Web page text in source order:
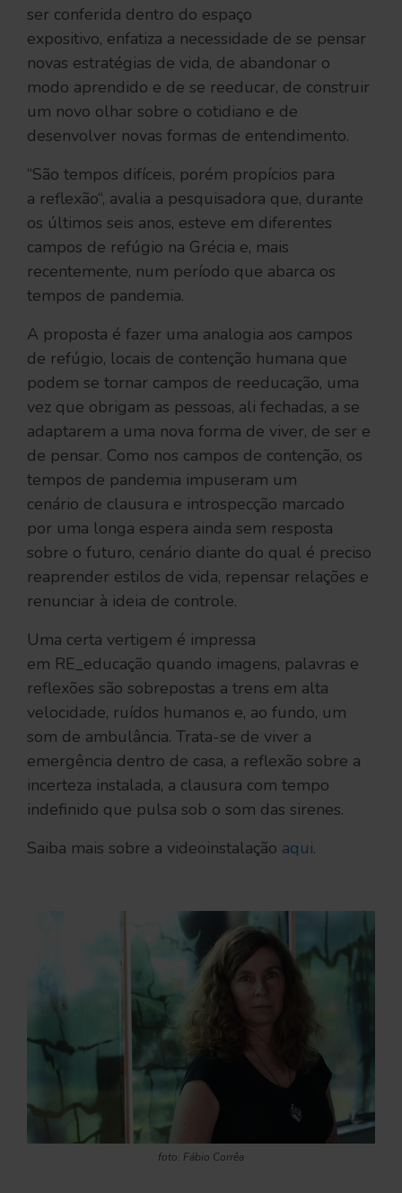
ser conferida dentro do espaço
expositivo, enfatiza a necessidade de se pensar
novas estratégias de vida, de abandonar o
modo aprendido e de se reeducar, de construir
um novo olhar sobre o cotidiano e de
desenvolver novas formas de entendimento.
“São tempos difíceis, porém propícios para
a reflexão“, avalia a pesquisadora que, durante
os últimos seis anos, esteve em diferentes
campos de refúgio na Grécia e, mais
recentemente, num período que abarca os
tempos de pandemia.
A proposta é fazer uma analogia aos campos
de refúgio, locais de contenção humana que
podem se tornar campos de reeducação, uma
vez que obrigam as pessoas, ali fechadas, a se
adaptarem a uma nova forma de viver, de ser e
de pensar. Como nos campos de contenção, os
tempos de pandemia impuseram um
cenário de clausura e introspecção marcado
por uma longa espera ainda sem resposta
sobre o futuro, cenário diante do qual é preciso
reaprender estilos de vida, repensar relações e
renunciar à ideia de controle.
Uma certa vertigem é impressa
em RE_educação quando imagens, palavras e
reflexões são sobrepostas a trens em alta
velocidade, ruídos humanos e, ao fundo, um
som de ambulância. Trata-se de viver a
emergência dentro de casa, a reflexão sobre a
incerteza instalada, a clausura com tempo
indefinido que pulsa sob o som das sirenes.
Saiba mais sobre a videoinstalação aqui.
foto: Fábio Corrêa